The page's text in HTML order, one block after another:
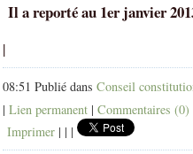
Il a reporté au 1er janvier
|
08:51 Publié dans Conseil
| Lien permanent | Commentaires (0)
Imprimer | | |